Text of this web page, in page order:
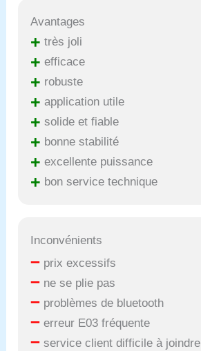
Avantages
+ très joli
+ efficace
+ robuste
+ application utile
+ solide et fiable
+ bonne stabilité
+ excellente puissance
+ bon service technique
Inconvénients
– prix excessifs
– ne se plie pas
– problèmes de bluetooth
– erreur E03 fréquente
– service client difficile à joindre